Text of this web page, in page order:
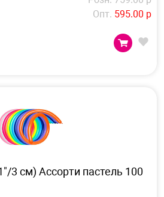
Опт. 595.00 р
см) Ассорти пастель 100